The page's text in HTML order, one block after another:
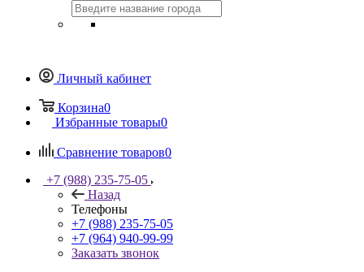
Личный кабинет
Корзина0
Избранные товары0
Сравнение товаров0
+7 (988) 235-75-05
Назад
Телефоны
+7 (988) 235-75-05
+7 (964) 940-99-99
Заказать звонок